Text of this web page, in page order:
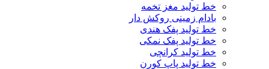
خط تولید مغز تخمه
بادام زمینی روکش دار
خط تولید پفک هندی
خط تولید پفک نمکی
خط تولید کرانچی
خط تولید پاپ کورن